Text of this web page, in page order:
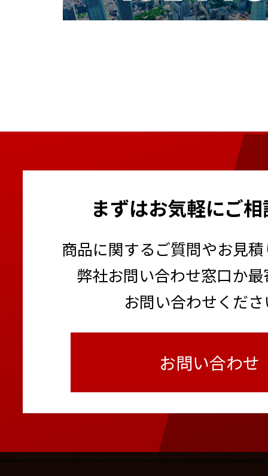
まずはお気軽にご
商品に関するご質問やお見
弊社お問い合わせ窓口か
お問い合わせくだ
お問い合わせ